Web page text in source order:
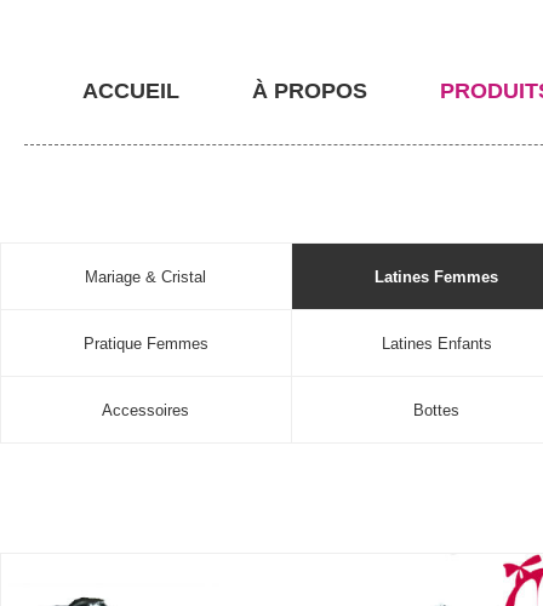
ACCUEIL À PROPOS
Mariage & Cristal Latines Femmes
Pratique Femmes Latines Enfants
Accessoires Bottes